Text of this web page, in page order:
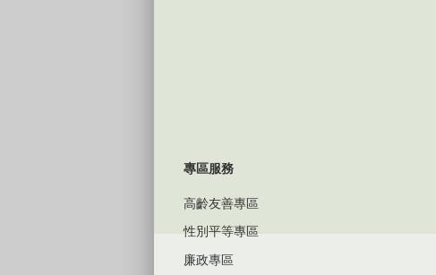
專區服務
高齡友善專區
性別平等專區
廉政專區